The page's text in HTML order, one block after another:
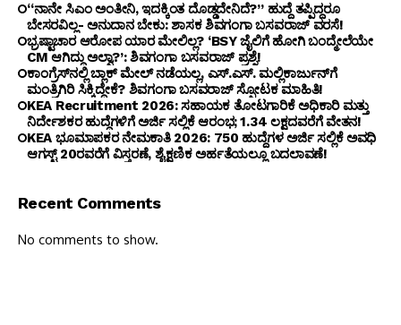
“ನಾನೇ ಸಿಎಂ ಅಂತೀನಿ, ಇದಕ್ಕಿಂತ ದೊಡ್ಡದೇನಿದೆ?” ಹುದ್ದೆ ತಪ್ಪಿದ್ದರೂ
ಬೇಸರವಿಲ್ಲ- ಅನುದಾನ ಬೇಕು: ಶಾಸಕ ಶಿವಗಂಗಾ ಬಸವರಾಜ್ ವರಸೆ!
ಭ್ರಷ್ಟಾಚಾರ ಆರೋಪ ಯಾರ ಮೇಲಿಲ್ಲ? ‘BSY ಜೈಲಿಗೆ ಹೋಗಿ ಬಂದ್ಮೇಲೆಯೇ
CM ಆಗಿದ್ದು ಅಲ್ವಾ?’: ಶಿವಗಂಗಾ ಬಸವರಾಜ್ ಪ್ರಶ್ನೆ!
ಕಾಂಗ್ರೆಸ್‌ನಲ್ಲಿ ಬ್ಲಾಕ್ ಮೇಲ್ ನಡೆಯಲ್ಲ, ಎಸ್.ಎಸ್. ಮಲ್ಲಿಕಾರ್ಜುನ್‌ಗೆ
ಮಂತ್ರಿಗಿರಿ ಸಿಕ್ಕಿದ್ದೇಕೆ? ಶಿವಗಂಗಾ ಬಸವರಾಜ್ ಸ್ಫೋಟಕ ಮಾಹಿತಿ!
KEA Recruitment 2026: ಸಹಾಯಕ ತೋಟಗಾರಿಕೆ ಅಧಿಕಾರಿ ಮತ್ತು
ನಿರ್ದೇಶಕರ ಹುದ್ದೆಗಳಿಗೆ ಅರ್ಜಿ ಸಲ್ಲಿಕೆ ಆರಂಭ; ₹1.34 ಲಕ್ಷದವರೆಗೆ ವೇತನ!
KEA ಭೂಮಾಪಕರ ನೇಮಕಾತಿ 2026: 750 ಹುದ್ದೆಗಳ ಅರ್ಜಿ ಸಲ್ಲಿಕೆ ಅವಧಿ
ಆಗಸ್ಟ್ 20ರವರೆಗೆ ವಿಸ್ತರಣೆ, ಶೈಕ್ಷಣಿಕ ಅರ್ಹತೆಯಲ್ಲೂ ಬದಲಾವಣೆ!
Recent Comments
No comments to show.